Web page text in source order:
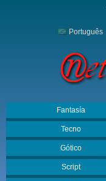
Português
Fantasía
Tecno
Gótico
Script